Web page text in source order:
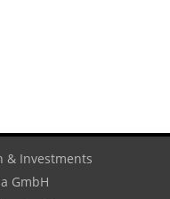
& Investments
GmbH